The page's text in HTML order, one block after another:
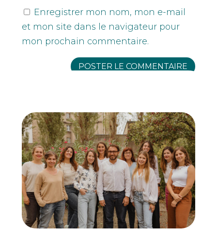
Enregistrer mon nom, mon e-mail
et mon site dans le navigateur pour
mon prochain commentaire.